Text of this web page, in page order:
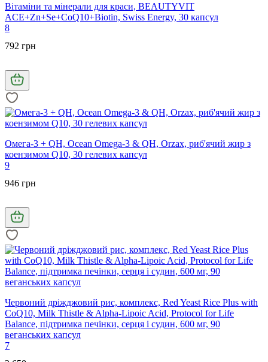
Вітаміни та мінерали для краси, BEAUTYVIT
ACE+Zn+Se+CoQ10+Biotin, Swiss Energy, 30 капсул
8
792 грн
Омега-3 + QH, Ocean Omega-3 & QH, Orzax, риб'ячий жир з
коензимом Q10, 30 гелевих капсул
9
946 грн
Червоний дріжджовий рис, комплекс, Red Yeast Rice Plus with
CoQ10, Milk Thistle & Alpha-Lipoic Acid, Protocol for Life
Balance, підтримка печінки, серця і судин, 600 мг, 90
веганських капсул
7